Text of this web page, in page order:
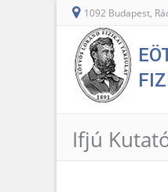
1092 Budapest,
Ifjú